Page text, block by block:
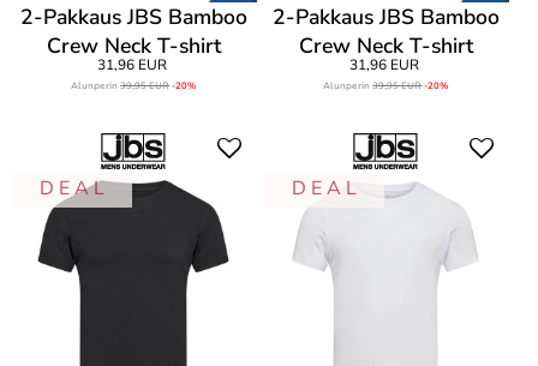
2-Pakkaus JBS Bamboo
Crew Neck T-shirt
31,96 EUR
Alunperin39,95 EUR-20%
2-Pakkaus JBS Bamboo
Crew Neck T-shirt
31,96 EUR
Alunperin39,95 EUR-20%
D E A L D E A L